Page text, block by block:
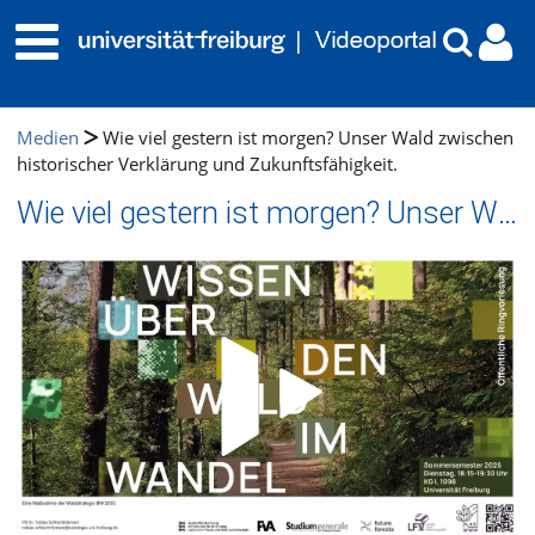
Medien
Wie viel gestern ist morgen? Unser Wald zwischen
historischer Verklärung und Zukunftsfähigkeit.
Wie viel gestern ist morgen? Unser Wald zwischen historischer Verklärung und Zukunftsfähigkeit.